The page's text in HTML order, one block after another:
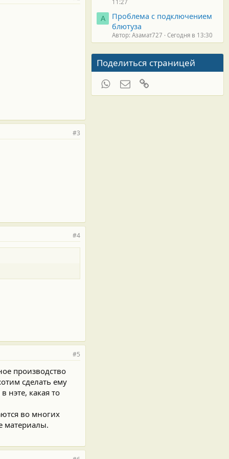
#3
#4
#5
производство
сделать ему
нэте, какая то
во многих
материалы.
11:27
А
Проблема с подключением
блютуза
Автор: Азамат727 Сегодня в 13:30
Поделиться страницей
WhatsAppЭлектронная почта